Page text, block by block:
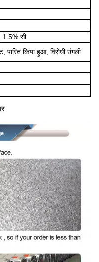
सी
पारित किया हुआ, विरोधी उंगली